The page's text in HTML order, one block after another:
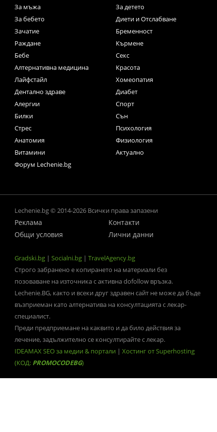
За мъжа
За детето
За бебето
Диети и Отслабване
Зачатие
Бременност
Раждане
Кърмене
Бебе
Секс
Алтернативна медицина
Красота
Лайфстайл
Хомеопатия
Дентално здраве
Диабет
Алергии
Спорт
Билки
Сън
Стрес
Психология
Анатомия
Физиология
Витамини
Актуално
Форум Lechenie.bg
Lechenie.bg © 2014-2026 Всички права запазени
Реклама
Контакти
Общи условия
Лични данни
Gradski.bg | Socialni.bg | TravelAgency.bg
Строго забранено е копирането на материали без
позоваване на източника с активна dofollow връзка.
Lechenie.BG, както и всеки друг здравен сайт не може да бъде
възприеман като алтернатива на консултацията с лекар-
специалист.
Преди предприемане на каквито и да било действия за
лечение, задължително се консултирайте с лекар.
IDEAMAX SEO за медии & портали | Хостинг от Superhosting
(КОД: PROMOCODEBG)